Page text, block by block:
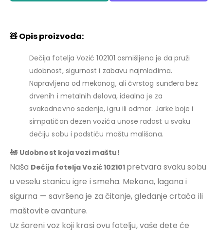
🧸Opis proizvoda:
Dečija fotelja Vozić 102101 osmišljena je da pruži
udobnost, sigurnost i zabavu najmlađima.
Napravljena od mekanog, ali čvrstog sunđera bez
drvenih i metalnih delova, idealna je za
svakodnevno sedenje, igru ili odmor. Jarke boje i
simpatičan dezen vozića unose radost u svaku
dečiju sobu i podstiču maštu mališana.
🚂 Udobnost koja vozi maštu!
Naša Dečija fotelja Vozić 102101 pretvara svaku sobu
u veselu stanicu igre i smeha. Mekana, lagana i
sigurna — savršena je za čitanje, gledanje crtaća ili
maštovite avanture.
Uz šareni voz koji krasi ovu fotelju, vaše dete će